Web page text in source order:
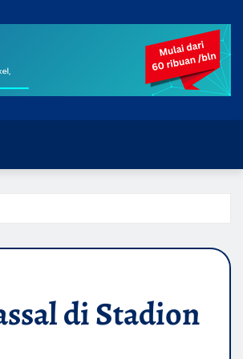
di Stadion